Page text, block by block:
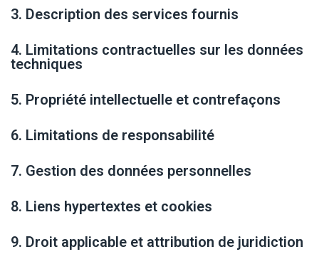
3. Description des services fournis
4. Limitations contractuelles sur les données
techniques
5. Propriété intellectuelle et contrefaçons
6. Limitations de responsabilité
7. Gestion des données personnelles
8. Liens hypertextes et cookies
9. Droit applicable et attribution de juridiction